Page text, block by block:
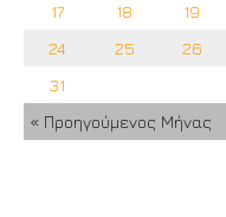
17
18 19
24
25 26
31
« Προηγούμενος Μήνας